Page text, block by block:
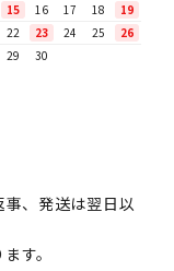
15 16 17 18
19
22 23 24 25
26
29 30
、発送は翌日以
す。